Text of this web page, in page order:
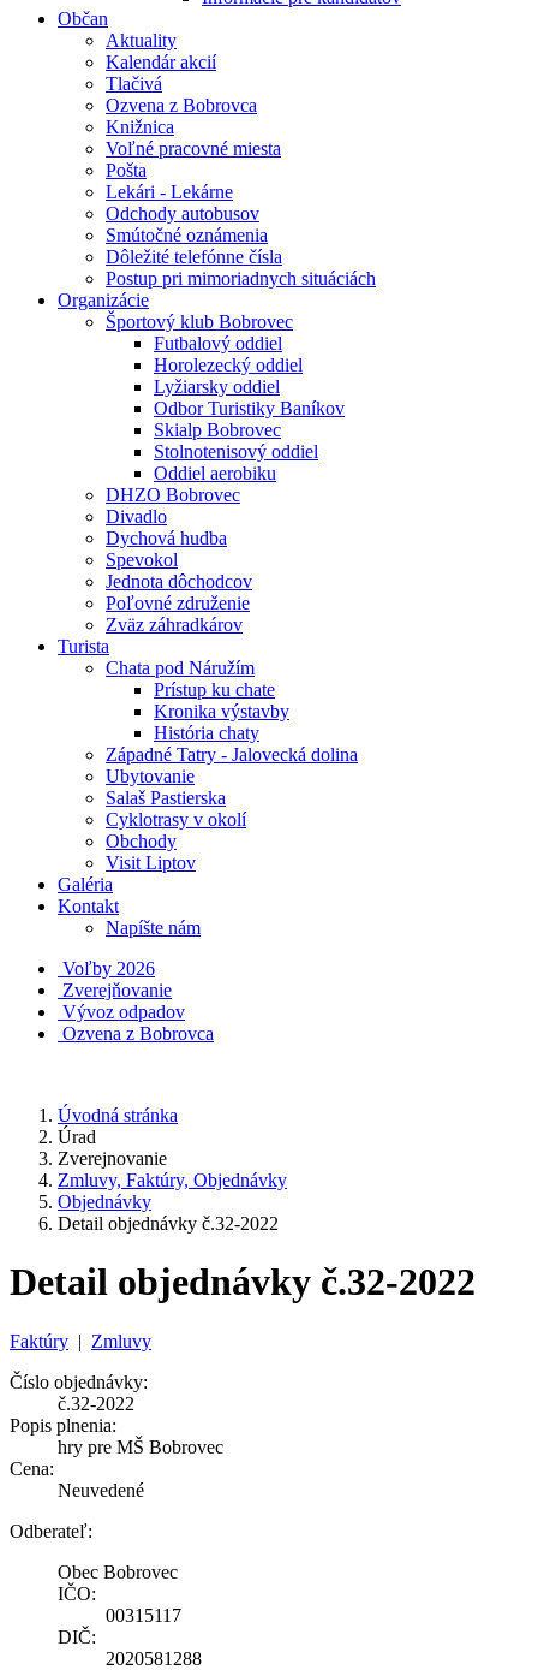
Občan
Aktuality
Kalendár akcií
Tlačivá
Ozvena z Bobrovca
Knižnica
Voľné pracovné miesta
Pošta
Lekári - Lekárne
Odchody autobusov
Smútočné oznámenia
Dôležité telefónne čísla
Postup pri mimoriadnych situáciách
Organizácie
Športový klub Bobrovec
Futbalový oddiel
Horolezecký oddiel
Lyžiarsky oddiel
Odbor Turistiky Baníkov
Skialp Bobrovec
Stolnotenisový oddiel
Oddiel aerobiku
DHZO Bobrovec
Divadlo
Dychová hudba
Spevokol
Jednota dôchodcov
Poľovné združenie
Zväz záhradkárov
Turista
Chata pod Náružím
Prístup ku chate
Kronika výstavby
História chaty
Západné Tatry - Jalovecká dolina
Ubytovanie
Salaš Pastierska
Cyklotrasy v okolí
Obchody
Visit Liptov
Galéria
Kontakt
Napíšte nám
Voľby 2026
Zverejňovanie
Vývoz odpadov
Ozvena z Bobrovca
Úvodná stránka
Úrad
Zverejnovanie
Zmluvy, Faktúry, Objednávky
Objednávky
Detail objednávky č.32-2022
Detail objednávky č.32-2022
Faktúry | Zmluvy
Číslo objednávky:
č.32-2022
Popis plnenia:
hry pre MŠ Bobrovec
Cena:
Neuvedené
Odberateľ:
Obec Bobrovec
IČO:
00315117
DIČ:
2020581288